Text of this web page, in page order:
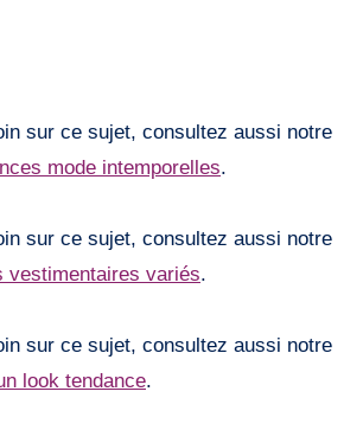
sur ce sujet, consultez aussi notre
mode intemporelles.
sur ce sujet, consultez aussi notre
vestimentaires variés.
sur ce sujet, consultez aussi notre
look tendance.